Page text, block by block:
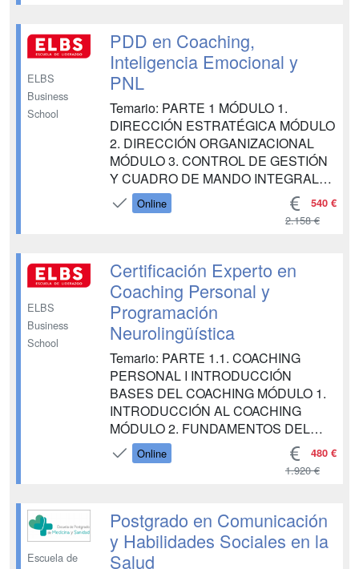
6. HIPNOSIS UNIDAD DIDÁCTICA 7.
COUNSELING UNIDAD DIDÁCTICA 8.
PSICOLOGÍA DE LA GESTALT UNI...
ELBS
Business
School
PDD en Coaching,
Inteligencia Emocional y
PNL
Temario: PARTE 1 MÓDULO 1.
DIRECCIÓN ESTRATÉGICA MÓDULO
2. DIRECCIÓN ORGANIZACIONAL
MÓDULO 3. CONTROL DE GESTIÓN
Y CUADRO DE MANDO INTEGRAL
MÓDULO 4. LA TOMA DE
DECISIONES Y RESOLUCIÓN DE
EMPRESA MÓDULO 6. GESTIÓN Y
ANÁLISIS DE RIESGOS
FINANCIEROS MÓDULO 7. GESTIÓN
Online 540 €
2.158 €
ELBS
Business
School
Certificación Experto en
Coaching Personal y
Programación
Neurolingüística
Temario: PARTE 1.1. COACHING
PERSONAL I INTRODUCCIÓN
BASES DEL COACHING MÓDULO 1.
INTRODUCCIÓN AL COACHING
MÓDULO 2. FUNDAMENTOS DEL
COACHING MÓDULO 3. FIGURA DEL
COACH MÓDULO 4. FIGURA DEL
6. HERRAMIENTAS Y TÉCNICAS DE
COACHING MÓDULO 7.
INTRODUCCIÓN AL COACHING
Online 480 €
1.920 €
Escuela de
Postgrado en Comunicación
y Habilidades Sociales en la
Salud